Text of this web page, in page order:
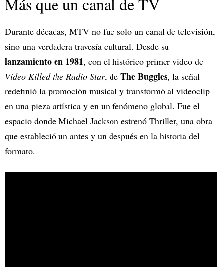
Durante décadas, MTV no fue solo un canal de televisión,
sino una verdadera travesía cultural. Desde su
lanzamiento en 1981, con el histórico primer video de
Video Killed the Radio Star, de The Buggles, la señal
redefinió la promoción musical y transformó al videoclip
en una pieza artística y en un fenómeno global. Fue el
espacio donde Michael Jackson estrenó Thriller, una obra
que estableció un antes y un después en la historia del
formato.